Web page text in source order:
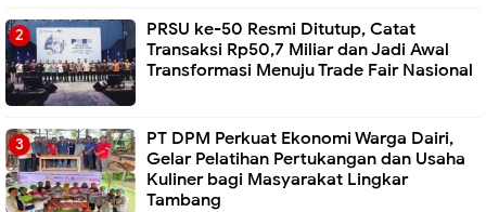
PRSU ke-50 Resmi Ditutup, Catat
Transaksi Rp50,7 Miliar dan Jadi Awal
Transformasi Menuju Trade Fair Nasional
PT DPM Perkuat Ekonomi Warga Dairi,
Gelar Pelatihan Pertukangan dan Usaha
Kuliner bagi Masyarakat Lingkar
Tambang